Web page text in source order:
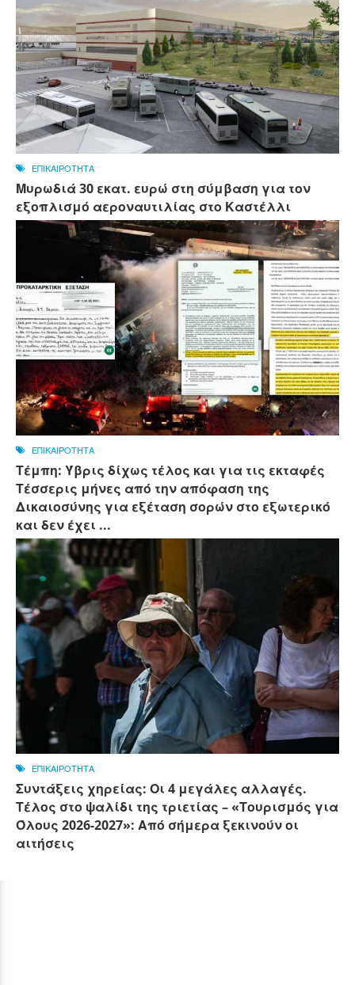
ΕΠΙΚΑΙΡΟΤΗΤΑ
Μυρωδιά 30 εκατ. ευρώ στη σύμβαση για τον
εξοπλισμό αεροναυτιλίας στο Καστέλλι
ΕΠΙΚΑΙΡΟΤΗΤΑ
Τέμπη: Ύβρις δίχως τέλος και για τις εκταφές
Τέσσερις μήνες από την απόφαση της
Δικαιοσύνης για εξέταση σορών στο εξωτερικό
και δεν έχει ...
ΕΠΙΚΑΙΡΟΤΗΤΑ
Συντάξεις χηρείας: Οι 4 μεγάλες αλλαγές.
Τέλος στο ψαλίδι της τριετίας – «Τουρισμός για
Όλους 2026-2027»: Από σήμερα ξεκινούν οι
αιτήσεις